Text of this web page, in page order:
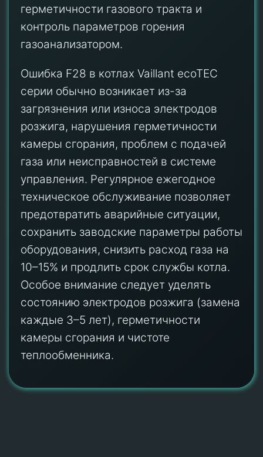
герметичности газового тракта и
контроль параметров горения
газоанализатором.
Ошибка F28 в котлах Vaillant ecoTEC
серии обычно возникает из-за
загрязнения или износа электродов
розжига, нарушения герметичности
камеры сгорания, проблем с подачей
газа или неисправностей в системе
управления. Регулярное ежегодное
техническое обслуживание позволяет
предотвратить аварийные ситуации,
сохранить заводские параметры работы
оборудования, снизить расход газа на
10–15% и продлить срок службы котла.
Особое внимание следует уделять
состоянию электродов розжига (замена
каждые 3–5 лет), герметичности
камеры сгорания и чистоте
теплообменника.